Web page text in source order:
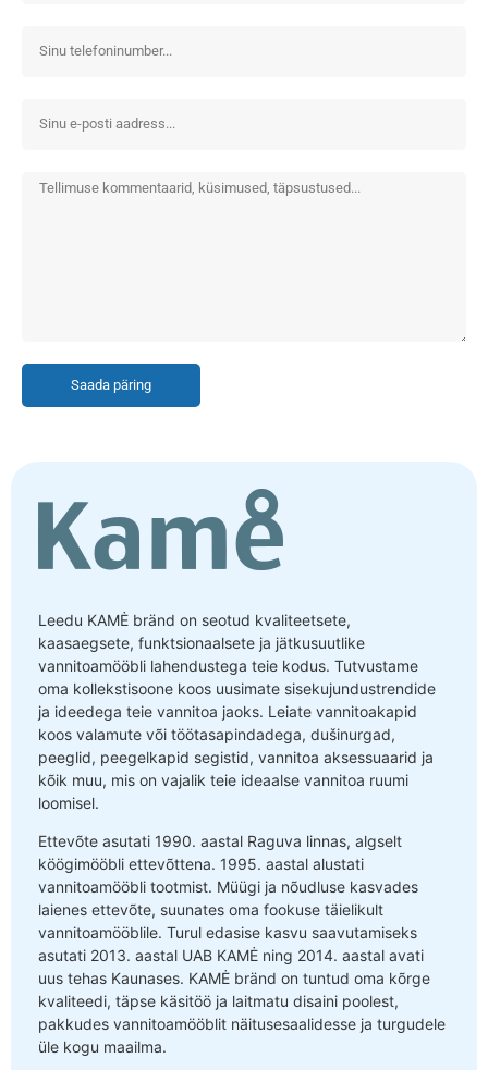
Saada päring
Leedu KAMĖ bränd on seotud kvaliteetsete,
kaasaegsete, funktsionaalsete ja jätkusuutlike
vannitoamööbli lahendustega teie kodus. Tutvustame
oma kollekstisoone koos uusimate sisekujundustrendide
ja ideedega teie vannitoa jaoks. Leiate vannitoakapid
koos valamute või töötasapindadega, dušinurgad,
peeglid, peegelkapid segistid, vannitoa aksessuaarid ja
kõik muu, mis on vajalik teie ideaalse vannitoa ruumi
loomisel.
Ettevõte asutati 1990. aastal Raguva linnas, algselt
köögimööbli ettevõttena. 1995. aastal alustati
vannitoamööbli tootmist. Müügi ja nõudluse kasvades
laienes ettevõte, suunates oma fookuse täielikult
vannitoamööblile. Turul edasise kasvu saavutamiseks
asutati 2013. aastal UAB KAMĖ ning 2014. aastal avati
uus tehas Kaunases. KAMĖ bränd on tuntud oma kõrge
kvaliteedi, täpse käsitöö ja laitmatu disaini poolest,
pakkudes vannitoamööblit näitusesaalidesse ja turgudele
üle kogu maailma.